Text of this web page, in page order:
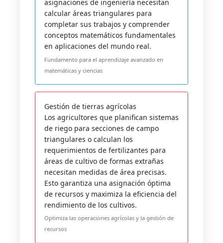
asignaciones de ingeniería necesitan
calcular áreas triangulares para
completar sus trabajos y comprender
conceptos matemáticos fundamentales
en aplicaciones del mundo real.
Fundamento para el aprendizaje avanzado en
matemáticas y ciencias
Gestión de tierras agrícolas
Los agricultores que planifican sistemas
de riego para secciones de campo
triangulares o calculan los
requerimientos de fertilizantes para
áreas de cultivo de formas extrañas
necesitan medidas de área precisas.
Esto garantiza una asignación óptima
de recursos y maximiza la eficiencia del
rendimiento de los cultivos.
Optimiza las operaciones agrícolas y la gestión de
recursos